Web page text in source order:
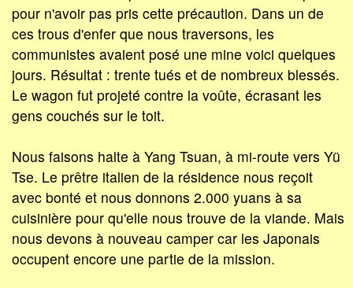
pour n'avoir pas pris cette précaution. Dans un de
ces trous d'enfer que nous traversons, les
communistes avaient posé une mine voici quelques
jours. Résultat : trente tués et de nombreux blessés.
Le wagon fut projeté contre la voûte, écrasant les
gens couchés sur le toit.
Nous faisons halte à Yang Tsuan, à mi-route vers Yü
Tse. Le prêtre italien de la résidence nous reçoit
avec bonté et nous donnons 2.000 yuans à sa
cuisinière pour qu'elle nous trouve de la viande. Mais
nous devons à nouveau camper car les Japonais
occupent encore une partie de la mission.